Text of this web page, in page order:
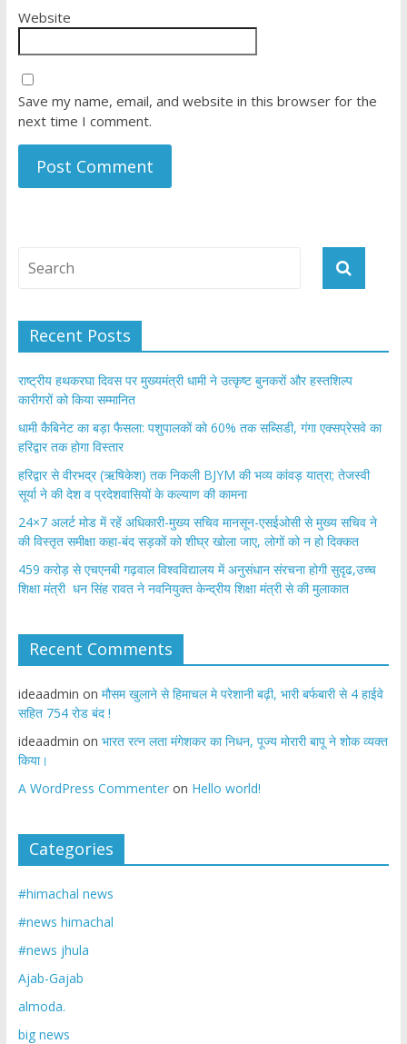
Website
Save my name, email, and website in this browser for the
next time I comment.
Recent Posts
राष्ट्रीय हथकरघा दिवस पर मुख्यमंत्री धामी ने उत्कृष्ट बुनकरों और हस्तशिल्प
कारीगरों को किया सम्मानित
​धामी कैबिनेट का बड़ा फैसला: पशुपालकों को 60% तक सब्सिडी, गंगा एक्सप्रेसवे का
हरिद्वार तक होगा विस्तार
​हरिद्वार से वीरभद्र (ऋषिकेश) तक निकली BJYM की भव्य कांवड़ यात्रा; तेजस्वी
सूर्या ने की देश व प्रदेशवासियों के कल्याण की कामना
24×7 अलर्ट मोड में रहें अधिकारी-मुख्य सचिव मानसून-एसईओसी से मुख्य सचिव ने
की विस्तृत समीक्षा कहा-बंद सड़कों को शीघ्र खोला जाए, लोगों को न हो दिक्कत
459 करोड़ से एचएनबी गढ़वाल विश्वविद्यालय में अनुसंधान संरचना होगी सुदृढ,उच्च
शिक्षा मंत्री धन सिंह रावत ने नवनियुक्त केन्द्रीय शिक्षा मंत्री से की मुलाकात
Recent Comments
ideaadmin on मौसम खुलाने से हिमाचल मे परेशानी बढ़ी, भारी बर्फबारी से 4 हाईवे
सहित 754 रोड बंद !
ideaadmin on भारत रत्न लता मंगेशकर का निधन, पूज्य मोरारी बापू ने शोक व्यक्त
किया।
A WordPress Commenteron Hello world!
Categories
#himachal news
#news himachal
#news jhula
Ajab-Gajab
almoda.
big news